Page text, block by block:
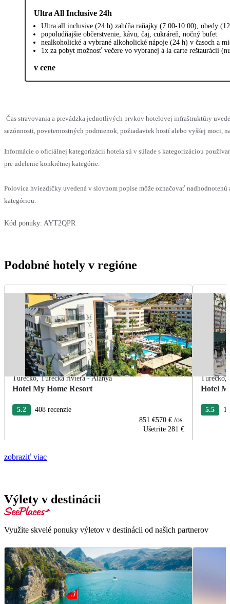
Ultra All Inclusive 24h
Ultra all inclusive (24 h) zahŕňa raňajky (7:00-10:00), obedy
popoludňajšie občerstvenie, kávu, čaj, cukráreň, nočný bufet
nealkoholické a vybrané alkoholické nápoje (24 h) v časoch a
1x za pobyt možnosť večere vo vybranej à la carte reštaurácii
v cene
Čas stravovania a prevádzka jednotlivých prvkov hotelovej infraštruktúry
sezónnosti, poveternostných podmienok, požiadaviek hostí alebo vyššej moci,
Informácie o oficiálnej kategorizácii hotela sú v súlade s kategorizáciou
pre udelenie konkrétnej kategórie.
Polovica hviezdičky uvedená v slovnom popise môže označovať
kategóriou.
Kód ponuky: AYT2QPR
Podobné hotely v regióne
Turecko,Turecká riviéra - Alanya
Hotel My Home Resort
5.2
408 recenzie
851 €570 € /os.
Ušetrite 281 €
Turecko,
Hotel
5.5
zobraziť viac
Výlety v destinácii
Využite skvelé ponuky výletov v destinácii od našich partnerov